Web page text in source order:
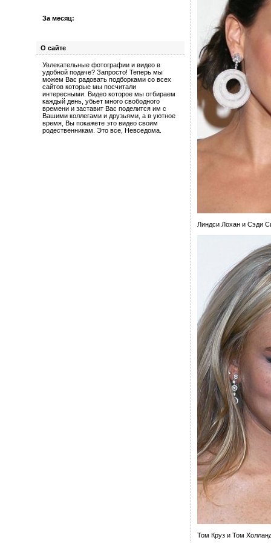
За месяц:
О сайте
Увлекательные фотографии и видео в
удобной подаче? Запросто! Теперь мы
можем Вас радовать подборками со всех
сайтов которые мы посчитали
интересными. Видео которое мы отбираем
каждый день, убьет много свободного
времени и заставит Вас поделится им с
Вашими коллегами и друзьями, а в уютное
время, Вы покажете это видео своим
родественникам. Это все, Невседома.
Линдси Лохан и Сэди
Том Круз и Том